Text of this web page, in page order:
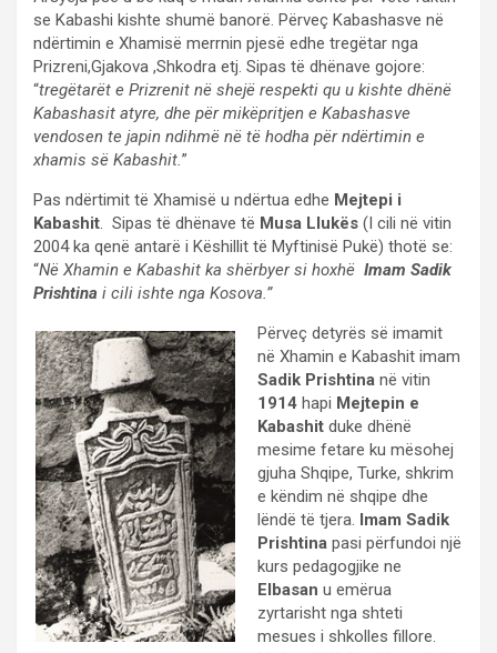
se Kabashi kishte shumë banorë. Përveç Kabashasve në
ndërtimin e Xhamisë merrnin pjesë edhe tregëtar nga
Prizreni,Gjakova ,Shkodra etj. Sipas të dhënave gojore:
“tregëtarët e Prizrenit në shejë respekti qu u kishte dhënë
Kabashasit atyre, dhe për mikëpritjen e Kabashasve
vendosen te japin ndihmë në të hodha për ndërtimin e
xhamis së Kabashit.”
Pas ndërtimit të Xhamisë u ndërtua edhe Mejtepi i
Kabashit. Sipas të dhënave të Musa Llukës (I cili në vitin
2004 ka qenë antarë i Këshillit të Myftinisë Pukë) thotë se:
“Në Xhamin e Kabashit ka shërbyer si hoxhë Imam Sadik
Prishtina i cili ishte nga Kosova.”
Përveç detyrës së imamit
në Xhamin e Kabashit imam
Sadik Prishtina në vitin
1914 hapi Mejtepin e
Kabashit duke dhënë
mesime fetare ku mësohej
gjuha Shqipe, Turke, shkrim
e këndim në shqipe dhe
lëndë të tjera. Imam Sadik
Prishtina pasi përfundoi një
kurs pedagogjike ne
Elbasan u emërua
zyrtarisht nga shteti
mesues i shkolles fillore.